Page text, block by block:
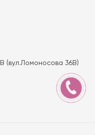
(вул.Ломоносова 36В)